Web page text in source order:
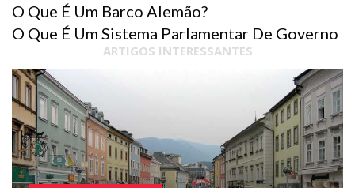
O Que É Um Barco Alemão?
O Que É Um Sistema Parlamentar De Governo
ARTIGOS INTERESSANTES